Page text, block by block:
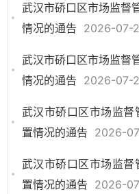
武汉市硚口区市场监督
情况的通告 2026-07-
武汉市硚口区市场监督
情况的通告 2026-07-
武汉市硚口区市场监
置情况的通告 2026-
武汉市硚口区市场监
置情况的通告 2026-